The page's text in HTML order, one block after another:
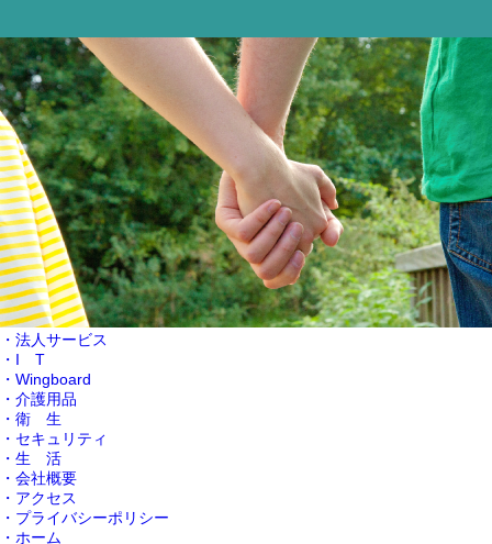
・法人サービス
・I T
・Wingboard
・介護用品
・衛 生
・セキュリティ
・生 活
・会社概要
・アクセス
・プライバシーポリシー
・ホーム